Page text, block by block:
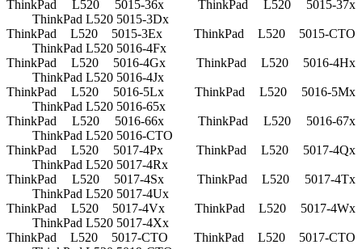
ThinkPad L520 5015-36x
ThinkPad L520 5015-37x
ThinkPad L520 5015-3Dx
ThinkPad L520 5015-3Ex
ThinkPad L520 5015-CTO
ThinkPad L520 5016-4Fx
ThinkPad L520 5016-4Gx
ThinkPad L520 5016-4Hx
ThinkPad L520 5016-4Jx
ThinkPad L520 5016-5Lx
ThinkPad L520 5016-5Mx
ThinkPad L520 5016-65x
ThinkPad L520 5016-66x
ThinkPad L520 5016-67x
ThinkPad L520 5016-CTO
ThinkPad L520 5017-4Px
ThinkPad L520 5017-4Qx
ThinkPad L520 5017-4Rx
ThinkPad L520 5017-4Sx
ThinkPad L520 5017-4Tx
ThinkPad L520 5017-4Ux
ThinkPad L520 5017-4Vx
ThinkPad L520 5017-4Wx
ThinkPad L520 5017-4Xx
ThinkPad L520 5017-CTO
ThinkPad L520 5017-CTO